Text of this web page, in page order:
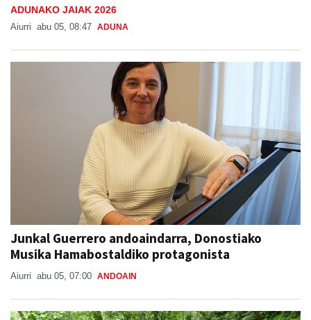
ADUNAKO JAIAK 2026
Aiurri abu 05, 08:47 ADUNA
Junkal Guerrero andoaindarra, Donostiako
Musika Hamabostaldiko protagonista
Aiurri abu 05, 07:00 ANDOAIN